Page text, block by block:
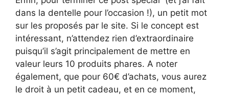
dans la dentelle pour l’occasion !), un petit mot
sur les proposés par le site. Si le concept est
intéressant, n’attendez rien d’extraordinaire
puisqu’il s’agit principalement de mettre en
valeur leurs 10 produits phares. A noter
également, que pour 60€ d’achats, vous aurez
le droit à un petit cadeau, et en ce moment,